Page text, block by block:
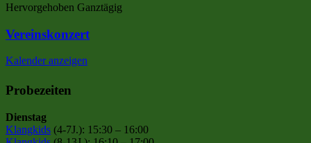
Hervorgehoben Ganztägig
Vereinskonzert
Kalender anzeigen
Probezeiten
Dienstag
Klangkids (4-7J.): 15:30 – 16:00